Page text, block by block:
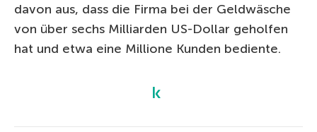
davon aus, dass die Firma bei der Geldwäsche
von über sechs Milliarden US-Dollar geholfen
hat und etwa eine Millione Kunden bediente.